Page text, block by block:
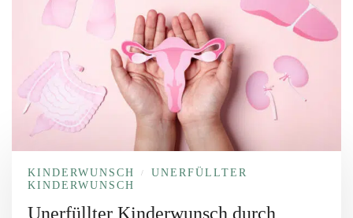
KINDERWUNSCH /
UNERFÜLLTER
KINDERWUNSCH
Unerfüllter Kinderwunsch durch